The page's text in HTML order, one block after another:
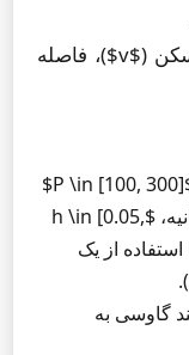
توان لیزر ($P$)، سرعت اسکن ($v$)، فاصله
تعریف فضای جستجو: $P \in [100, 300]$
وات، $v \in [500, 1500]$ میلی‌متر بر ثانیه، $h \in [0.05,
اولیه با استفاده از یک
گاوسی به